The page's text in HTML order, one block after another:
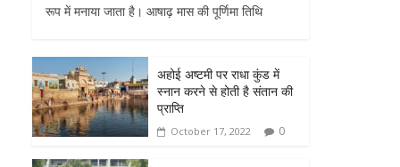
रूप में मनाया जाता है। आषाढ़ मास की पूर्णिमा तिथि
अहोई अष्टमी पर राधा कुंड में
स्नान करने से होती है संतान की
प्राप्ति
October 17, 2022 0